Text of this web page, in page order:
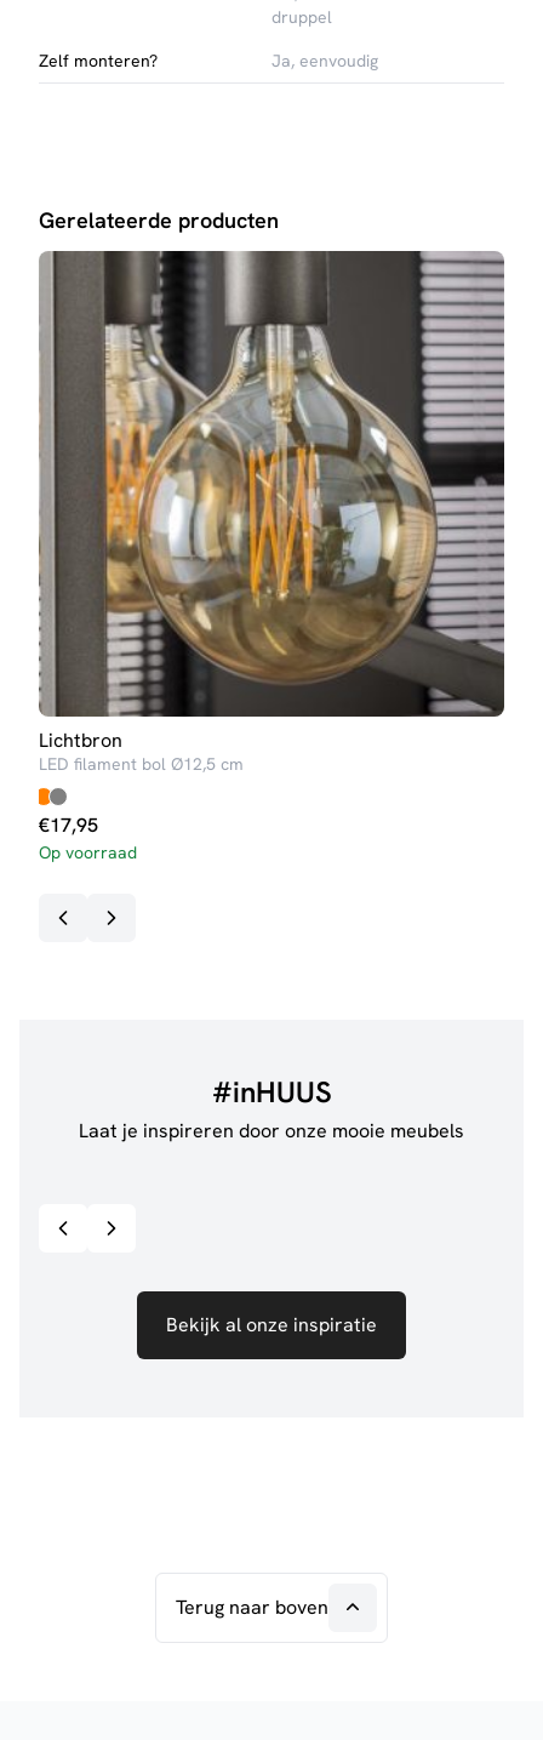
Verkrijgbaar in bruin-brons of beige met amberglas
Alle lichtpunten afzonderlijk verstelbaar tot 150 cm
druppel
Zelf monteren?
Ja, eenvoudig
Gerelateerde producten
Lichtbron
LED filament bol Ø12,5 cm
€17,95
Op voorraad
#inHUUS
Laat je inspireren door onze mooie meubels
Bekijk al onze inspiratie
Terug naar boven